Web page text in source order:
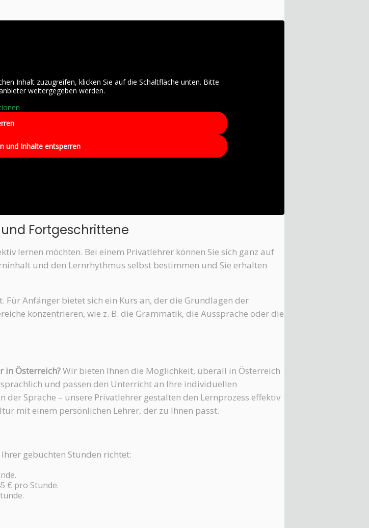
Inhalt zuzugreifen, klicken Sie auf die Schaltfläche unten. Bitte
weitergegeben werden.
und Inhalte entsperren
Fortgeschrittene
lernen möchten. Bei einem Privatlehrer können Sie sich ganz auf
und den Lernrhythmus selbst bestimmen und Sie erhalten
Anfänger bietet sich ein Kurs an, der die Grundlagen der
konzentrieren, wie z. B. die Grammatik, die Aussprache oder die
in Österreich?Wir bieten Ihnen die Möglichkeit, überall in Österreich
und passen den Unterricht an Ihre individuellen
Sprache – unsere Privatlehrer gestalten den Lernprozess effektiv
mit einem persönlichen Lehrer, der zu Ihnen passt.
gebuchten Stunden richtet:
€ pro Stunde.